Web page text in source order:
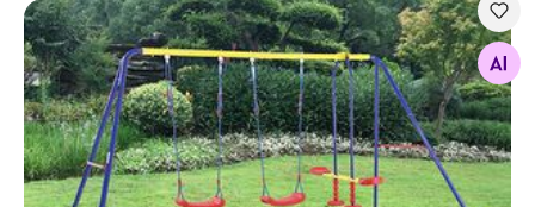
Kiige komplekt
Otsi sarnaseid